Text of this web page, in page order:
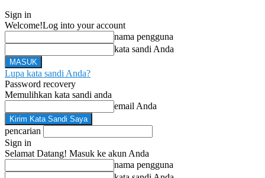
Sign in
Welcome!Log into your account
nama pengguna
kata sandi Anda
Lupa kata sandi Anda?
Password recovery
Memulihkan kata sandi anda
email Anda
pencarian
Sign in
Selamat Datang! Masuk ke akun Anda
nama pengguna